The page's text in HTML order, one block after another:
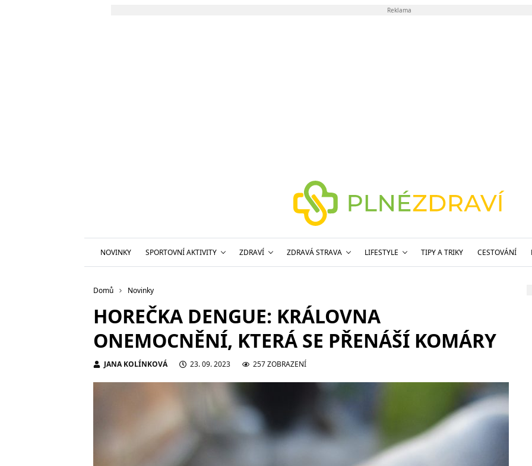
Reklama
NOVINKY SPORTOVNÍ AKTIVITY ZDRAVÍ ZDRAVÁ STRAVA LIFESTYLE TIPY A TRIKY CESTOVÁNÍ
Domů Novinky
HOREČKA DENGUE: KRÁLOVNA
ONEMOCNĚNÍ, KTERÁ SE PŘENÁŠÍ KOMÁRY
JANA KOLÍNKOVÁ 23. 09. 2023 257 ZOBRAZENÍ